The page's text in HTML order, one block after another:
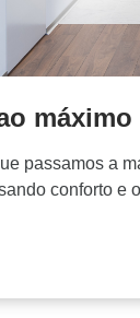
passamos a
conforto e